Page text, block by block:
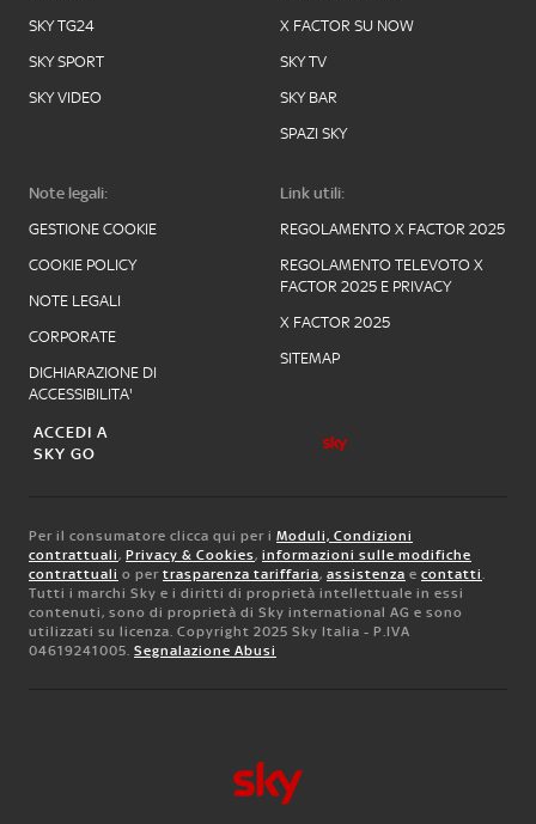
SKY TG24
SKY SPORT
SKY VIDEO
X FACTOR SU NOW
SKY TV
SKY BAR
SPAZI SKY
Note legali:
GESTIONE COOKIE
COOKIE POLICY
NOTE LEGALI
CORPORATE
DICHIARAZIONE DI
ACCESSIBILITA'
Link utili:
REGOLAMENTO X FACTOR 2025
REGOLAMENTO TELEVOTO X
FACTOR 2025 E PRIVACY
X FACTOR 2025
SITEMAP
ACCEDI A
SKY GO
Per il consumatore clicca qui per i Moduli, Condizioni
contrattuali, Privacy & Cookies, informazioni sulle modifiche
contrattuali o per trasparenza tariffaria, assistenza e contatti.
Tutti i marchi Sky e i diritti di proprietà intellettuale in essi
contenuti, sono di proprietà di Sky international AG e sono
utilizzati su licenza. Copyright 2025 Sky Italia - P.IVA
04619241005. Segnalazione Abusi